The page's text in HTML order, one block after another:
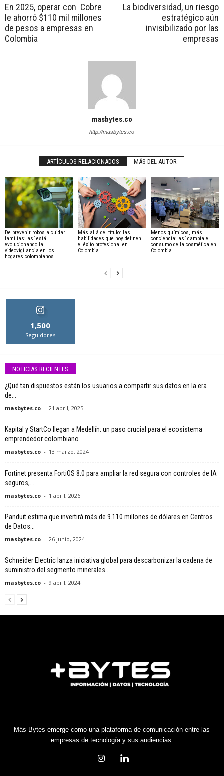
En 2025, operar con Cobre
le ahorró $110 mil millones
de pesos a empresas en
Colombia
La biodiversidad, un riesgo
estratégico aún
invisibilizado por las
empresas
masbytes.co
http://masbytes.co
ARTÍCULOS RELACIONADOS MÁS DEL AUTOR
De prevenir robos a cuidar
familias: así está
evolucionando la
videovigilancia en los
hogares colombianos
Más allá del título: las
habilidades que hoy definen
el éxito profesional en
Colombia
Menos químicos, más
conciencia: así cambia el
consumo de la cosmética en
Colombia
1,500
Seguidores
NOTICIAS RECIENTES
¿Qué tan dispuestos están los usuarios a compartir sus datos en la era
de...
masbytes.co - 21 abril, 2025
Kapital y StartCo llegan a Medellín: un paso crucial para el ecosistema
emprendedor colombiano
masbytes.co - 13 marzo, 2024
Fortinet presenta FortiOS 8.0 para ampliar la red segura con controles de IA
seguros,...
masbytes.co - 1 abril, 2026
Panduit estima que invertirá más de 9.110 millones de dólares en Centros
de Datos...
masbytes.co - 26 junio, 2024
Schneider Electric lanza iniciativa global para descarbonizar la cadena de
suministro del segmento minerales...
masbytes.co - 9 abril, 2024
Más Bytes emerge como una plataforma de comunicación entre las
empresas de tecnología y sus audiencias.